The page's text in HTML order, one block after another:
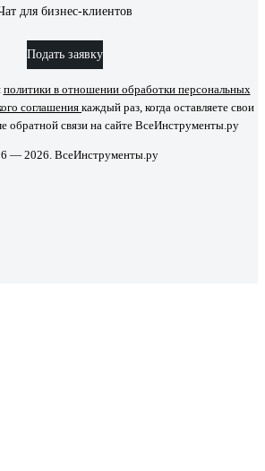
для бизнес-клиентов
Подать заявку
политики в отношении обработки персональных
соглашения каждый раз, когда оставляете свои
обратной связи на сайте ВсеИнструменты.ру
— 2026. ВсеИнструменты.ру